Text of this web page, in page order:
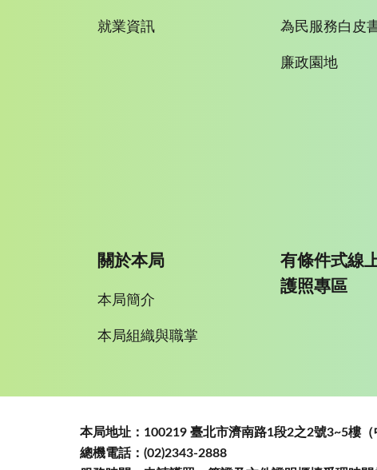
就業資訊 為民服務白皮
廉政園地
關於本局
本局簡介
本局組織與職掌
有條件式線
護照專區
本局地址：100219 臺北市濟南路1段2之2號3~5樓（
總機電話：(02)2343-2888